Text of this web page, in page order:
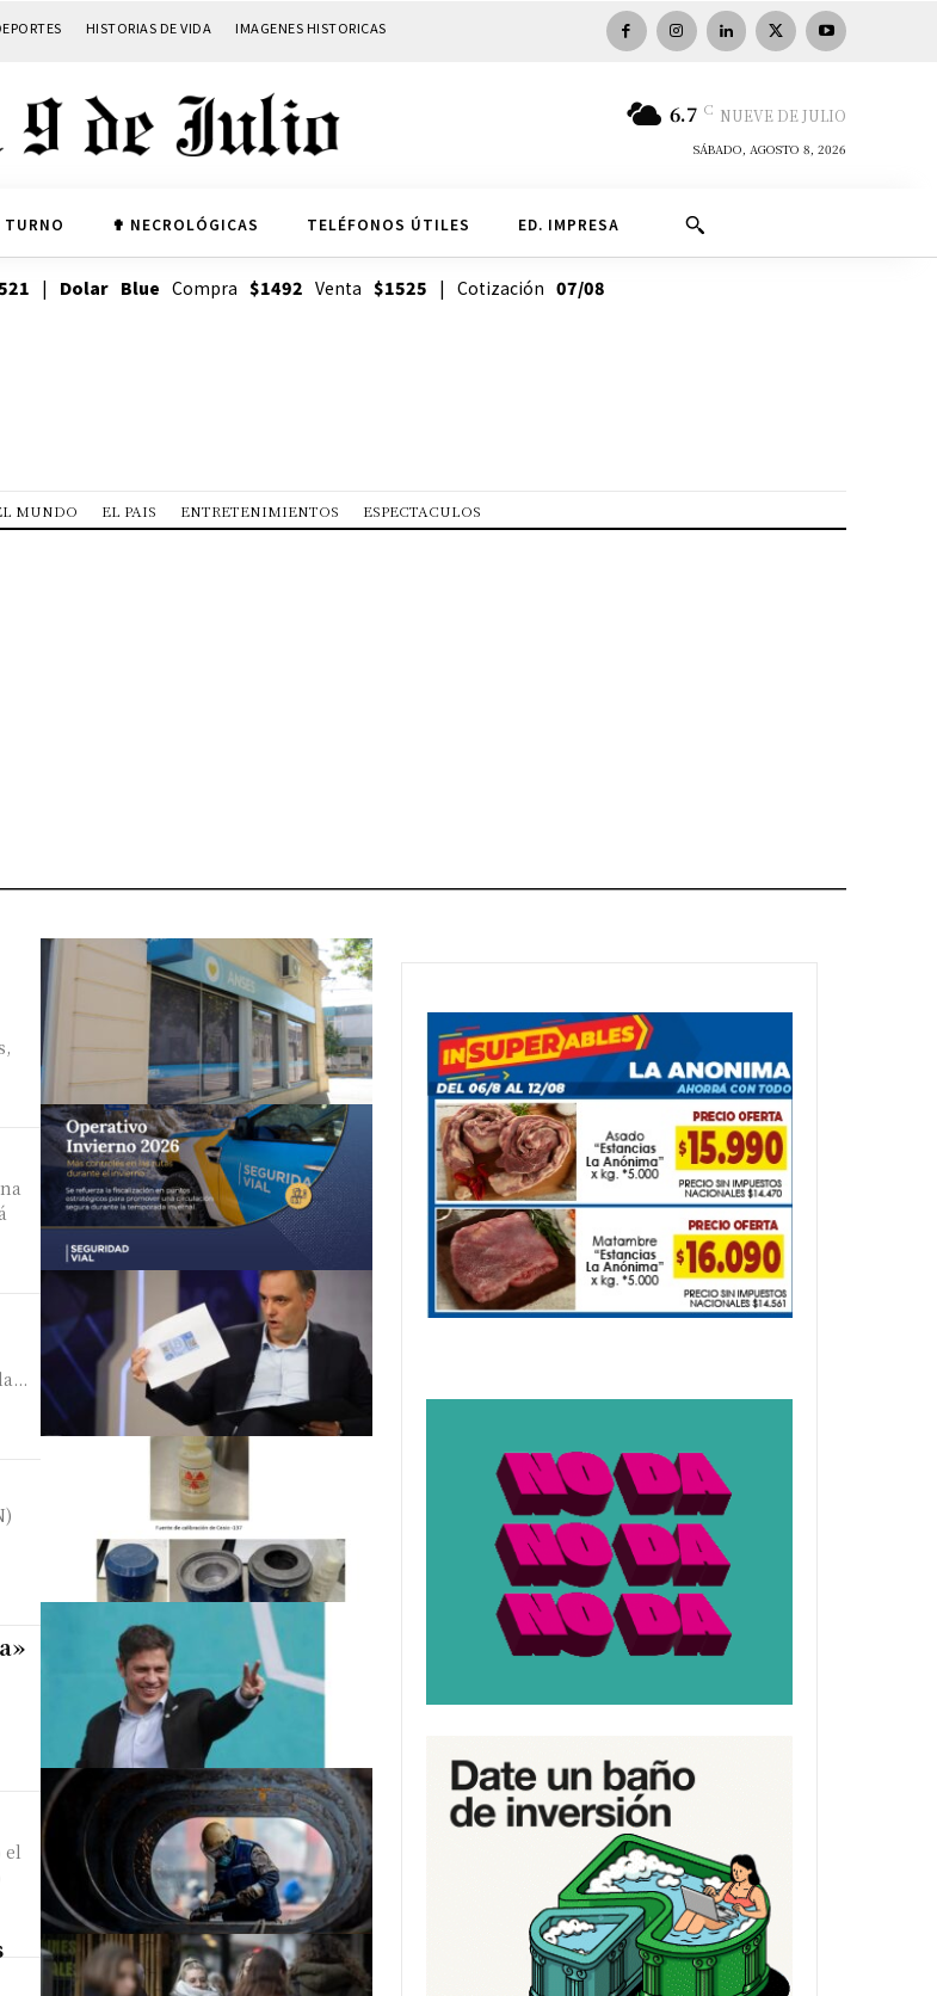
*Requerido
HISTORIAS DE VIDA IMAGENES HISTORICAS
6.7 C NUEVE DE JULIO
SÁBADO, AGOSTO 8, 2026
TURNO ✟ NECROLÓGICAS TELÉFONOS ÚTILES ED. IMPRESA
| Dolar Blue Compra $1492 Venta $1525 | Cotización 07/08
MUNDO EL PAIS ENTRETENIMIENTOS ESPECTACULOS
el